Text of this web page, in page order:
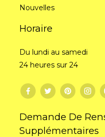
Nouvelles
Horaire
Du lundi au samedi
24 heures sur 24
Demande De
Supplémentaires